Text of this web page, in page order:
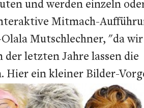
und werden einzeln
Mitmach-
Mutschlechner, "da
letzten Jahre lassen die
Hier ein kleiner Bilder-